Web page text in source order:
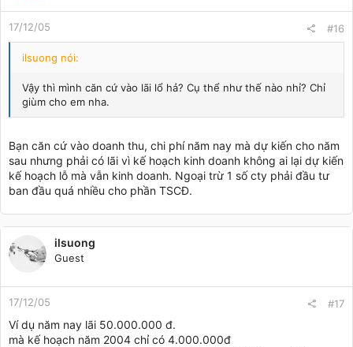
17/12/05 #16
ilsuong nói:
Vậy thì mình căn cứ vào lãi lổ hả? Cụ thể như thế nào nhỉ? Chỉ
giùm cho em nha.
Bạn căn cứ vào doanh thu, chi phí năm nay mà dự kiến cho năm
sau nhưng phải có lãi vì kế hoạch kinh doanh không ai lại dự kiến
kế hoạch lỗ mà vẫn kinh doanh. Ngoại trừ 1 số cty phải đầu tư
ban đầu quá nhiều cho phần TSCĐ.
ilsuong
Guest
17/12/05 #17
Ví dụ năm nay lãi 50.000.000 đ.
mà kế hoạch năm 2004 chỉ có 4.000.000đ